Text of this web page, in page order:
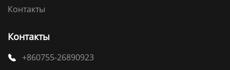
Контакты
Контакты
 +860755-26890923